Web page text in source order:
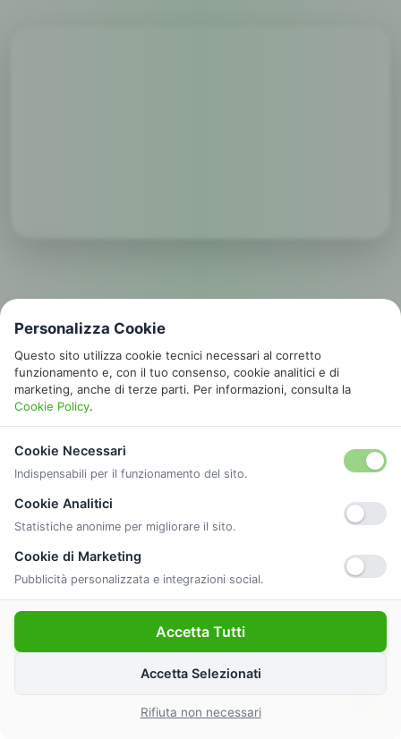
GUIDA ALLA CERTIFICAZIONE
Cos'è l'Attestato
e com'è strutturato?
L'Attestato di Prestazione Energetica
consumo energetico del tuo immobile. Redatto da tecnici
abilitati ENEA, classifica l'edificio daA4a
Ambiti di analisi principali
Personalizza Cookie
Questo sito utilizza cookie tecnici necessari al corretto
funzionamento e, con il tuo consenso, cookie analitici e di
marketing, anche di terze parti. Per informazioni, consulta la
Cookie Policy.
Cookie Necessari
Indispensabili per il funzionamento del sito.
Cookie Analitici
Statistiche anonime per migliorare il sito.
Cookie di Marketing
Pubblicità personalizzata e integrazioni social.
Accetta Tutti
Accetta Selezionati
Rifiuta non necessari